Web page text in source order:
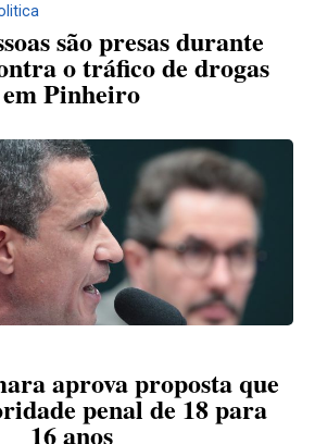
são presas durante
o tráfico de drogas
em Pinheiro
aprova proposta que
penal de 18 para
16 anos